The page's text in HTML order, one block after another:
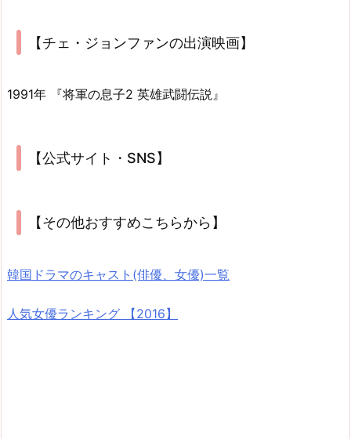
【チェ・ジョンファンの出演映画】
1991年 『将軍の息子2 英雄武闘伝説』
【公式サイト・SNS】
【その他おすすめこちらから】
韓国ドラマのキャスト(俳優、女優)一覧
人気女優ランキング 【2016】